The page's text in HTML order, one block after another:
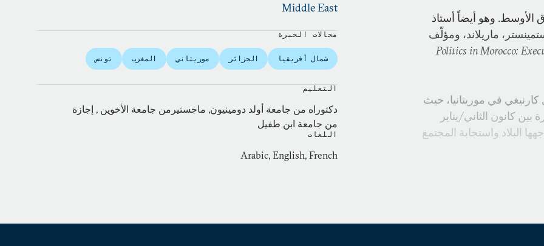
الأوسط. وهو أيضاً أستاذ
ماريلاند، ومؤلّف
Politics in Morocco:
في موريتانيا، حيث
كانون الثاني/يناير
تواجهها البلاد واستجابة المجتمع
نشر الورقتين: "العنف
Middle East
مجالات الخبرة
شمال أفريقيا الجزائر موريتاني المغرب تونس
التعليم
دكتوراه من جامعة أولد دومينيون, ماجستيرمن جامعة الأخوين , إجازة
من جامعة ابن طفيل
اللغات
Arabic, English, French